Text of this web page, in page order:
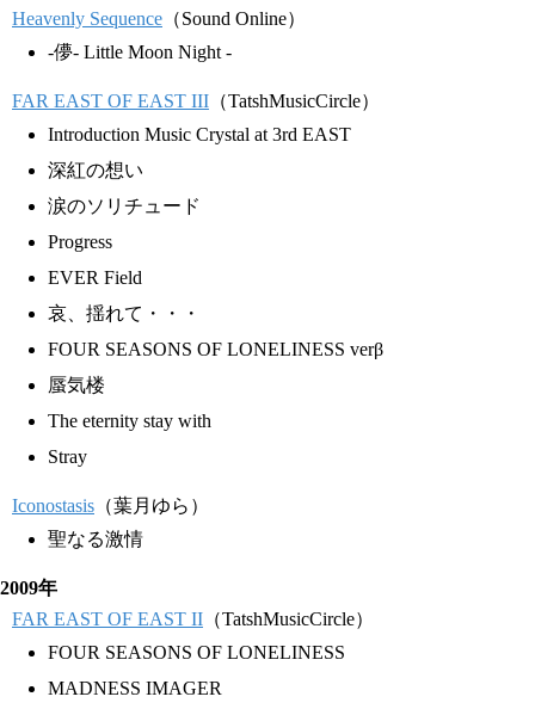
Heavenly Sequence （Sound Online）
-儚- Little Moon Night -
FAR EAST OF EAST III （TatshMusicCircle）
Introduction Music Crystal at 3rd EAST
深紅の想い
涙のソリチュード
Progress
EVER Field
哀、揺れて・・・
FOUR SEASONS OF LONELINESS verβ
蜃気楼
The eternity stay with
Stray
Iconostasis （葉月ゆら）
聖なる激情
2009年
FAR EAST OF EAST II （TatshMusicCircle）
FOUR SEASONS OF LONELINESS
MADNESS IMAGER